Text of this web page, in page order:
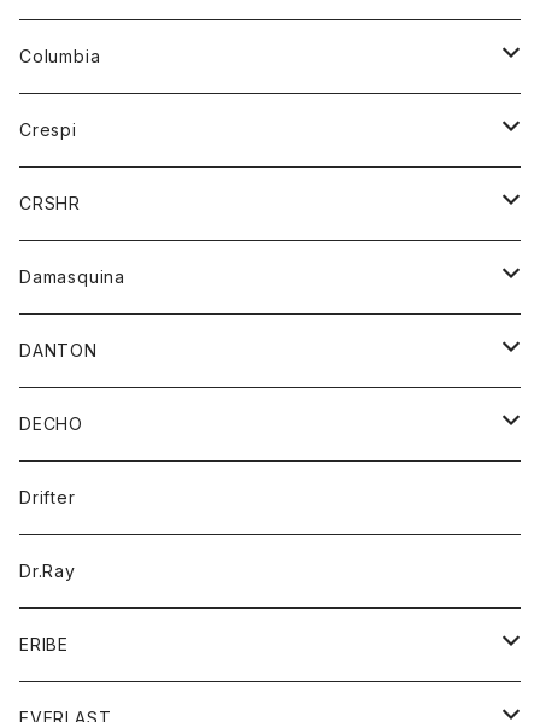
チーフ
バンダナ
トレーナー
パーカー
カーディガン
Tシャツ
パーカー
ニット
Columbia
アウター
ジャケット
Crespi
ジャケット
ワンピース
ブラウス
CRSHR
キャップ
Damasquina
ウォレット
カードケース
バッグ
DANTON
アウター
コート
ジャケット
アクセサリー
バッグ
キッズ
シャツ
Tシャツ
グッズ
帽子
トップス
DECHO
帽子
Drifter
Dr.Ray
ERIBE
ニット
EVERLAST